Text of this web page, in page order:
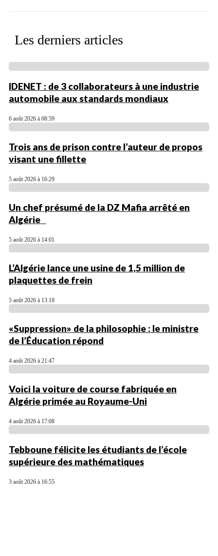
Les derniers articles
IDENET : de 3 collaborateurs à une industrie
automobile aux standards mondiaux
6 août 2026 à 08:59
Trois ans de prison contre l’auteur de propos
visant une fillette
5 août 2026 à 16:29
Un chef présumé de la DZ Mafia arrêté en
Algérie
5 août 2026 à 14:01
L’Algérie lance une usine de 1,5 million de
plaquettes de frein
5 août 2026 à 13:18
«Suppression» de la philosophie : le ministre
de l’Éducation répond
4 août 2026 à 21:47
Voici la voiture de course fabriquée en
Algérie primée au Royaume-Uni
4 août 2026 à 17:08
Tebboune félicite les étudiants de l’école
supérieure des mathématiques
3 août 2026 à 16:55